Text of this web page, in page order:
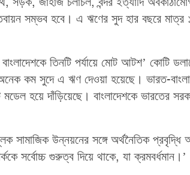
সম্ভব হবে। এ ঋণের সুদ হার বছরে
তিনটি পর্যায়ে মোট আটশ’ কোটি
কম সুদে এ ঋণ দেওয়া হয়েছে। ভারত-
হয়ে দাঁড়িয়েছে। বাংলাদেশকে ভারতের
সামাজিক উন্নয়নের সঙ্গে অর্থনৈতিক প্রবৃদ্ধি
সর্বোচ্চ গুরুত্ব দিয়ে থাকে, যা ক্রমবর্ধমান।’